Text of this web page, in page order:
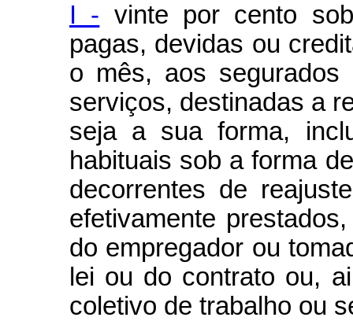
I - vinte por cento
pagas, devidas ou
o mês, aos segurados
serviços, destinadas a
seja a sua forma,
habituais sob a forma
decorrentes de
efetivamente
do empregador ou
lei ou do contrato ou,
coletivo de trabalho ou